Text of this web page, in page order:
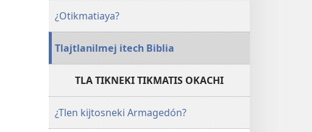
¿Otikmatiaya?
Tlajtlanilmej itech Biblia
TLA TIKNEKI TIKMATIS OKACHI
¿Tlen kijtosneki Armagedón?